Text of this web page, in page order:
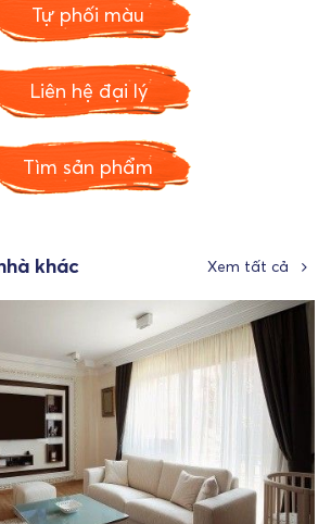
Tự phối màu
Liên hệ đại lý
Tìm sản phẩm
khác Xem tất cả